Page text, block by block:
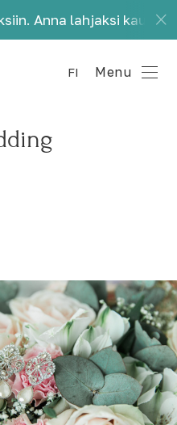
kauniita muistoja.
FI Menu